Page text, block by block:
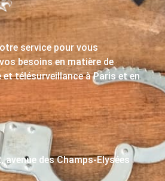
service pour vous
besoins en matière de
télésurveillance à Paris et en
avenue des Champs-Elysées